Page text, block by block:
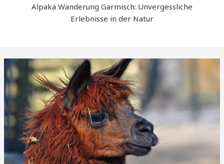
Alpaka Wanderung Garmisch: Unvergessliche
Erlebnisse in der Natur